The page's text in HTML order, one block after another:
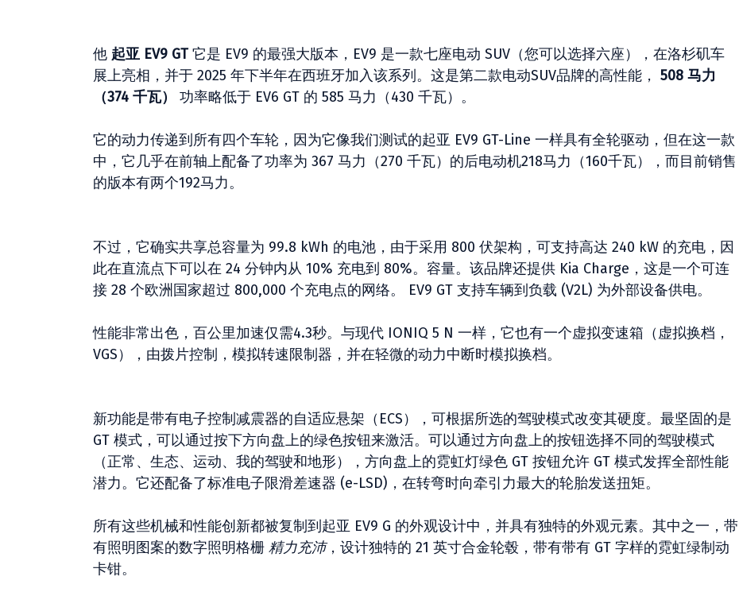
他 起亚 EV9 GT它是 EV9 的最强大版本，EV9 是一款七座电动 SUV（您可以选择六座），在洛杉矶车
展上亮相，并于 2025 年下半年在西班牙加入该系列。这是第二款电动SUV品牌的高性能， 508 马力
（374 千瓦）
功率略低于 EV6 GT 的 585 马力（430 千瓦）。
它的动力传递到所有四个车轮，因为它像我们测试的起亚 EV9 GT-Line 一样具有全轮驱动，但在这一款
中，它几乎在前轴上配备了功率为 367 马力（270 千瓦）的后电动机218马力（160千瓦），而目前销售
的版本有两个192马力。
不过，它确实共享总容量为 99.8 kWh 的电池，由于采用 800 伏架构，可支持高达 240 kW 的充电，因
此在直流点下可以在 24 分钟内从 10% 充电到 80%。容量。该品牌还提供 Kia Charge，这是一个可连
接 28 个欧洲国家超过 800,000 个充电点的网络。 EV9 GT 支持车辆到负载 (V2L) 为外部设备供电。
性能非常出色，百公里加速仅需4.3秒。与现代 IONIQ 5 N 一样，它也有一个虚拟变速箱（虚拟换档，
VGS），由拨片控制，模拟转速限制器，并在轻微的动力中断时模拟换档。
新功能是带有电子控制减震器的自适应悬架（ECS），可根据所选的驾驶模式改变其硬度。最坚固的是
GT 模式，可以通过按下方向盘上的绿色按钮来激活。可以通过方向盘上的按钮选择不同的驾驶模式
（正常、生态、运动、我的驾驶和地形），方向盘上的霓虹灯绿色 GT 按钮允许 GT 模式发挥全部性能
潜力。它还配备了标准电子限滑差速器 (e-LSD)，在转弯时向牵引力最大的轮胎发送扭矩。
所有这些机械和性能创新都被复制到起亚 EV9 G 的外观设计中，并具有独特的外观元素。其中之一，带
有照明图案的数字照明格栅 精力充沛，设计独特的 21 英寸合金轮毂，带有带有 GT 字样的霓虹绿制动
卡钳。